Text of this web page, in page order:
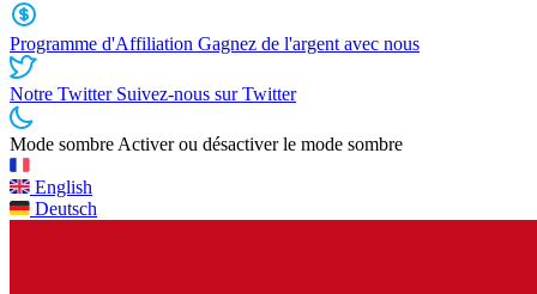
Programme d'Affiliation Gagnez de l'argent avec nous
Notre Twitter Suivez-nous sur Twitter
Mode sombre Activer ou désactiver le mode sombre
English
Deutsch